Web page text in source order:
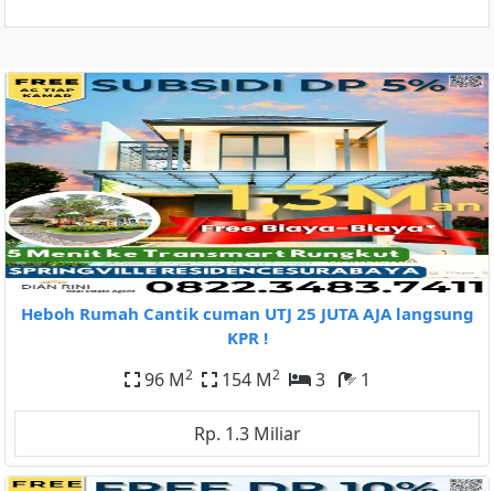
Heboh Rumah Cantik cuman UTJ 25 JUTA AJA langsung
KPR !
96 M2 154 M2 3 1
Rp. 1.3 Miliar